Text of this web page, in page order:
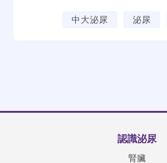
中大泌尿 泌尿
認識泌尿
腎臟